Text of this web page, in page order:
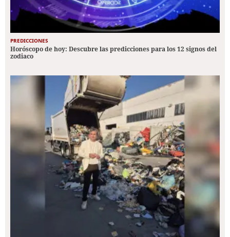
PREDICCIONES
Horóscopo de hoy: Descubre las predicciones para los 12 signos del
zodiaco